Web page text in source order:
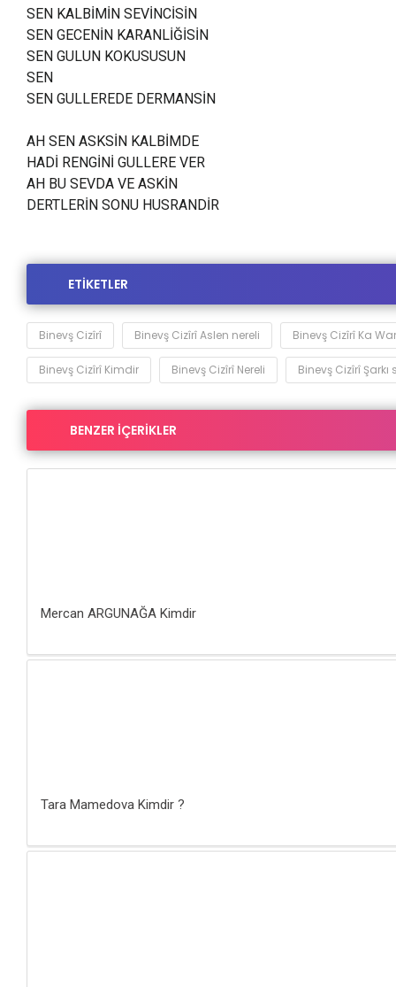
SEN KALBİMİN SEVİNCİSİN
SEN GECENİN KARANLİĞİSİN
SEN GULUN KOKUSUSUN
SEN
SEN GULLEREDE DERMANSİN
AH SEN ASKSİN KALBİMDE
HADİ RENGİNİ GULLERE VER
AH BU SEVDA VE ASKİN
DERTLERİN SONU HUSRANDİR
ETİKETLER
Binevş Cizîrî Binevş Cizîrî Aslen nereli Binevş Cizîrî Ka
Binevş Cizîrî Kimdir Binevş Cizîrî Nereli Binevş Cizîrî Şarkı
BENZER İÇERİKLER
Mercan ARGUNAĞA Kimdir
Tara Mamedova Kimdir ?